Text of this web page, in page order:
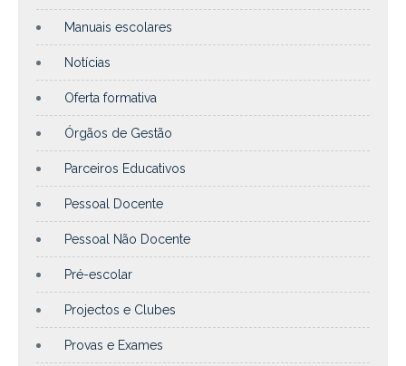
Manuais escolares
Notícias
Oferta formativa
Órgãos de Gestão
Parceiros Educativos
Pessoal Docente
Pessoal Não Docente
Pré-escolar
Projectos e Clubes
Provas e Exames